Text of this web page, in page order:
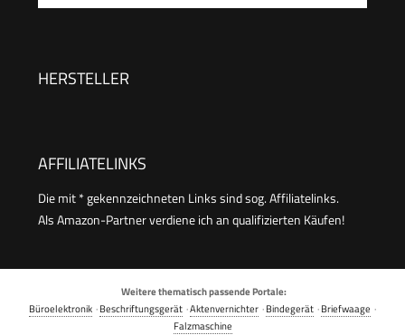
Reichweite, Drucken in hoher Qualität
HERSTELLER
AFFILIATELINKS
Die mit * gekennzeichneten Links sind sog. Affiliatelinks.
Als Amazon-Partner verdiene ich an qualifizierten Käufen!
Weitere thematisch passende Portale:
Büroelektronik ·Beschriftungsgerät ·Aktenvernichter ·Bindegerät ·Briefwaage ·
Falzmaschine